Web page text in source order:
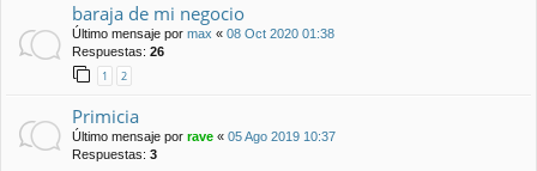
baraja de mi negocio
Último mensaje por max « 08 Oct 2020 01:38
Respuestas: 26
1 2
Primicia
Último mensaje por rave « 05 Ago 2019 10:37
Respuestas: 3